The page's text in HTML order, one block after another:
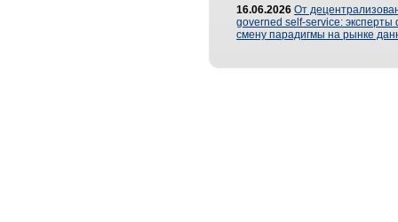
16.06.2026 От
governed self-service: эксперты
смену парадигмы на рынке